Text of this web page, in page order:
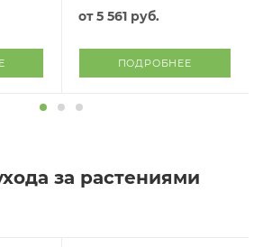
от5 561 руб.
ПОДРОБНЕЕ
за растениями